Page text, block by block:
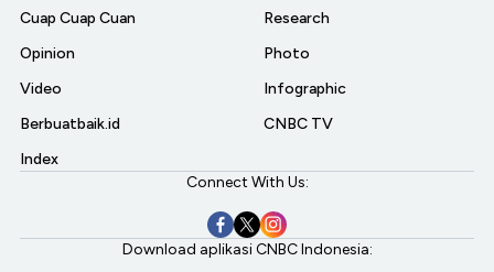
Cuap Cuap Cuan
Opinion
Video
Berbuatbaik.id
Index
Research
Photo
Infographic
CNBC TV
Connect With Us:
Download aplikasi CNBC Indonesia: